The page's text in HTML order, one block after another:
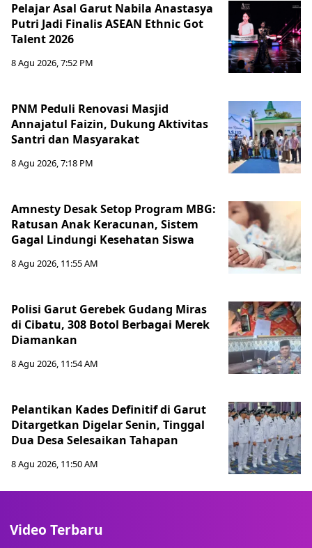
Pelajar Asal Garut Nabila Anastasya
Putri Jadi Finalis ASEAN Ethnic Got
Talent 2026
8 Agu 2026, 7:52 PM
PNM Peduli Renovasi Masjid
Annajatul Faizin, Dukung Aktivitas
Santri dan Masyarakat
8 Agu 2026, 7:18 PM
Amnesty Desak Setop Program MBG:
Ratusan Anak Keracunan, Sistem
Gagal Lindungi Kesehatan Siswa
8 Agu 2026, 11:55 AM
Polisi Garut Gerebek Gudang Miras
di Cibatu, 308 Botol Berbagai Merek
Diamankan
8 Agu 2026, 11:54 AM
Pelantikan Kades Definitif di Garut
Ditargetkan Digelar Senin, Tinggal
Dua Desa Selesaikan Tahapan
8 Agu 2026, 11:50 AM
Video Terbaru